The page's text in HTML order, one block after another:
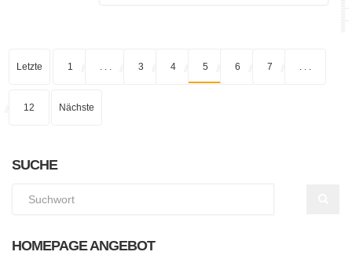
Letzte 1 3 4 5 6 7
12 Nächste
SUCHE
HOMEPAGE ANGEBOT